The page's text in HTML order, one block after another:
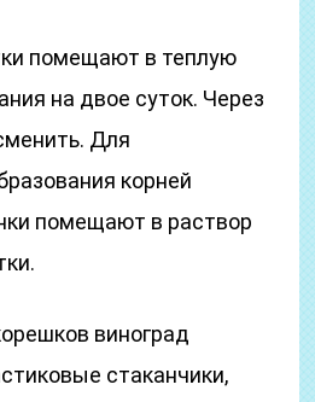
помещают в теплую
на двое суток. Через
Для
корней
помещают в раствор
виноград
стаканчики,